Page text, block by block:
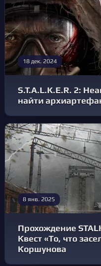
18 дек. 2024
S.T.A.L.K.E.R. 2:
найти
8 янв. 2025
Прохождение
Квест «То, что
Коршунова